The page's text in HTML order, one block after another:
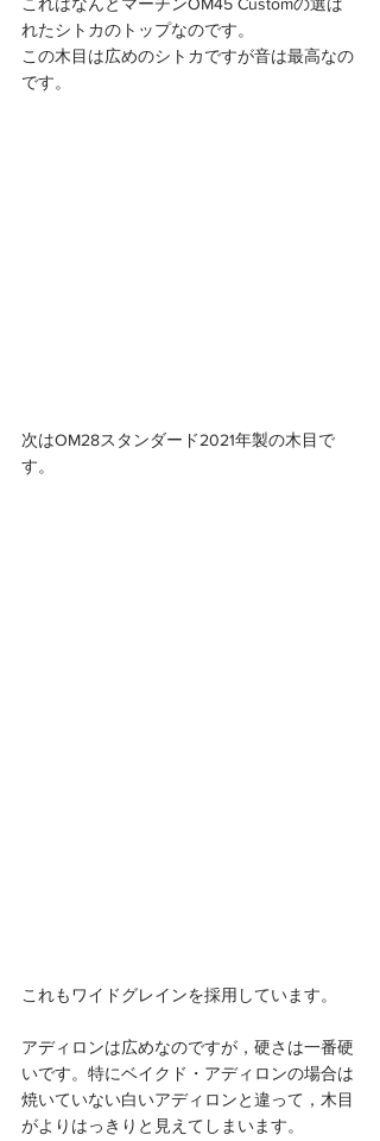
れたシトカのトップなのです。
この木目は広めのシトカですが音は最高なの
です。
次はOM28スタンダード2021年製の木目で
す。
これもワイドグレインを採用しています。
アディロンは広めなのですが，硬さは一番硬
いです。特にベイクド・アディロンの場合は
焼いていない白いアディロンと違って，木目
がよりはっきりと見えてしまいます。